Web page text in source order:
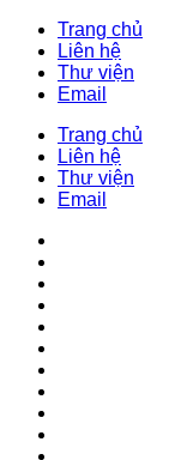
Trang chủ
Liên hệ
Thư viện
Email
Trang chủ
Liên hệ
Thư viện
Email